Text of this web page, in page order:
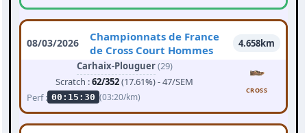
08/03/2026
Championnats de France
de Cross Court Hommes
4.658km
Carhaix-Plouguer(29)
Scratch :62/352(17.61%) - 47/SEM
Perf : 00:15:30 (03:20/km)
CROSS